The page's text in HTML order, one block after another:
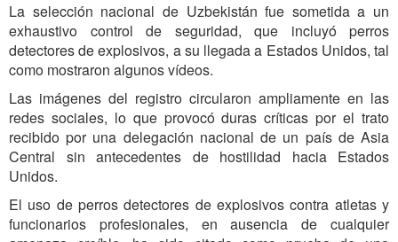
La selección nacional de Uzbekistán fue sometida a un
exhaustivo control de seguridad, que incluyó perros
detectores de explosivos, a su llegada a Estados Unidos, tal
como mostraron algunos vídeos.
Las imágenes del registro circularon ampliamente en las
redes sociales, lo que provocó duras críticas por el trato
recibido por una delegación nacional de un país de Asia
Central sin antecedentes de hostilidad hacia Estados
Unidos.
El uso de perros detectores de explosivos contra atletas y
funcionarios profesionales, en ausencia de cualquier